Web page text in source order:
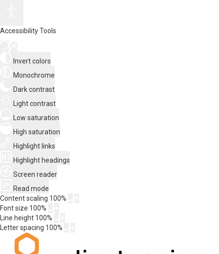
Accessibility Tools
Invert colors
Monochrome
Dark contrast
Light contrast
Low saturation
High saturation
Highlight links
Highlight headings
Screen reader
Read mode
Content scaling 100%
Font size 100%
Line height 100%
Letter spacing 100%